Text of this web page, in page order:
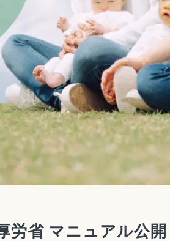
労省 マニュアル公開